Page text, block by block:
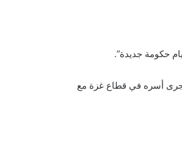
حكومة جديدة”.
كان قد جرى أسره في قطاع غزة مع